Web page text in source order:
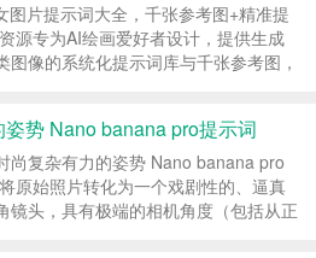
图片提示词大全，千张参考图+精准提
源专为AI绘画爱好者设计，提供生成
图像的系统化提示词库与千张参考图，
资源介绍 为什么你生成的图片...
势 Nano banana pro提示词
尚复杂有力的姿势 Nano banana pro
原始照片转化为一个戏剧性的、逼真
镜头，具有极端的相机角度（包括从正